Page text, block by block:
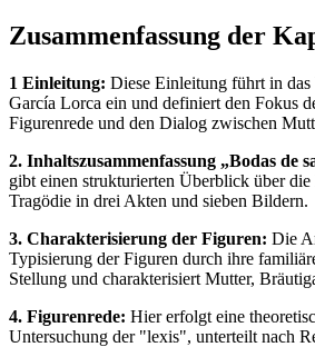
Zusammenfassung der
1 Einleitung: Diese Einleitung führt in
García Lorca ein und definiert den Fokus
Figurenrede und den Dialog zwischen
2. Inhaltszusammenfassung „Bodas de
gibt einen strukturierten Überblick über
Tragödie in drei Akten und sieben Bildern.
3. Charakterisierung der Figuren: Die
Typisierung der Figuren durch ihre
Stellung und charakterisiert Mutter,
4. Figurenrede: Hier erfolgt eine
Untersuchung der "lexis", unterteilt nach